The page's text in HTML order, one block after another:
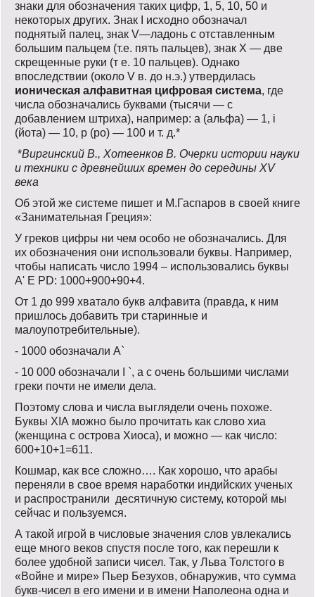
знаки для обозначения таких цифр, 1, 5, 10, 50 и
некоторых других. Знак I исходно обозначал
поднятый палец, знак V—ладонь с отставленным
большим пальцем (т.е. пять пальцев), знак Х — две
скрещенные руки (т е. 10 пальцев). Однако
впоследствии (около V в. до н.э.) утвердилась
ионическая алфавитная цифровая система, где
числа обозначались буквами (тысячи — с
добавлением штриха), например: а (альфа) — 1, i
(йота) — 10, р (ро) — 100 и т. д.*
*Виргинский В., Хотеенков В. Очерки истории науки
и техники с древнейших времен до середины XV
века
Об этой же системе пишет и М.Гаспаров в своей книге
«Занимательная Греция»:
У греков цифры ни чем особо не обозначались. Для
их обозначения они использовали буквы. Например,
чтобы написать число 1994 – использовались буквы
А' E PD: 1000+900+90+4.
От 1 до 999 хватало букв алфавита (правда, к ним
пришлось добавить три старинные и
малоупотребительные).
- 1000 обозначали А`
- 10 000 обозначали I `, а с очень большими числами
греки почти не имели дела.
Поэтому слова и числа выглядели очень похоже.
Буквы ХIА можно было прочитать как слово хиа
(женщина с острова Хиоса), и можно — как число:
600+10+1=611.
Кошмар, как все сложно…. Как хорошо, что арабы
переняли в свое время наработки индийских ученых
и распространили десятичную систему, которой мы
сейчас и пользуемся.
А такой игрой в числовые значения слов увлекались
еще много веков спустя после того, как перешли к
более удобной записи чисел. Так, у Льва Толстого в
«Войне и мире» Пьер Безухов, обнаружив, что сумма
букв-чисел в его имени и в имени Наполеона одна и